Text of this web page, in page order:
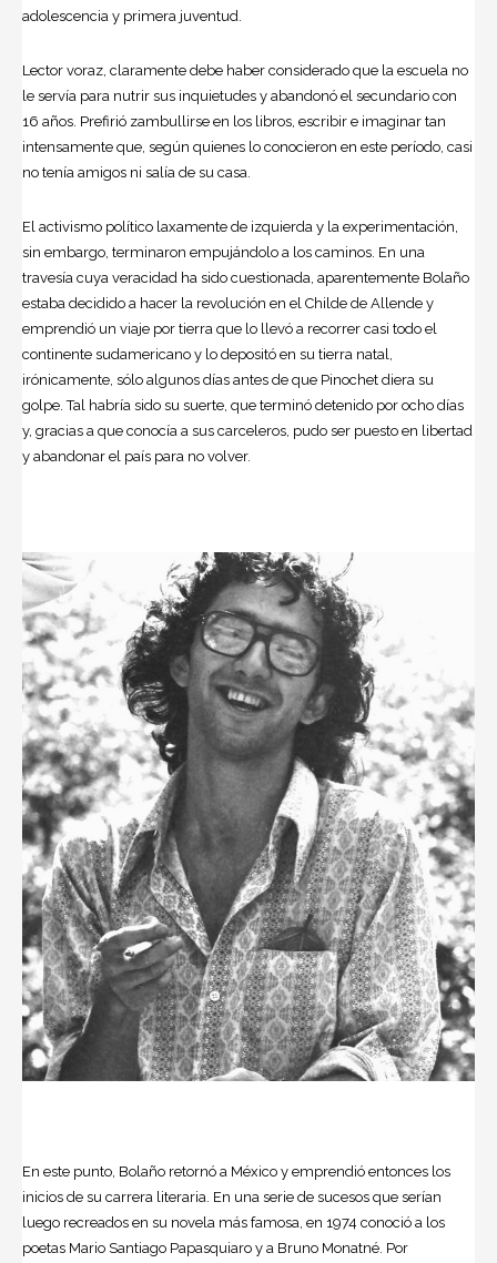
adolescencia y primera juventud.
Lector voraz, claramente debe haber considerado que la escuela no
le servía para nutrir sus inquietudes y abandonó el secundario con
16 años. Prefirió zambullirse en los libros, escribir e imaginar tan
intensamente que, según quienes lo conocieron en este período, casi
no tenía amigos ni salía de su casa.
El activismo político laxamente de izquierda y la experimentación,
sin embargo, terminaron empujándolo a los caminos. En una
travesía cuya veracidad ha sido cuestionada, aparentemente Bolaño
estaba decidido a hacer la revolución en el Childe de Allende y
emprendió un viaje por tierra que lo llevó a recorrer casi todo el
continente sudamericano y lo depositó en su tierra natal,
irónicamente, sólo algunos días antes de que Pinochet diera su
golpe. Tal habría sido su suerte, que terminó detenido por ocho días
y, gracias a que conocía a sus carceleros, pudo ser puesto en libertad
y abandonar el país para no volver.
En este punto, Bolaño retornó a México y emprendió entonces los
inicios de su carrera literaria. En una serie de sucesos que serían
luego recreados en su novela más famosa, en 1974 conoció a los
poetas Mario Santiago Papasquiaro y a Bruno Monatné. Por